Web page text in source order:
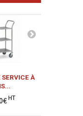
SERVICE À
HT